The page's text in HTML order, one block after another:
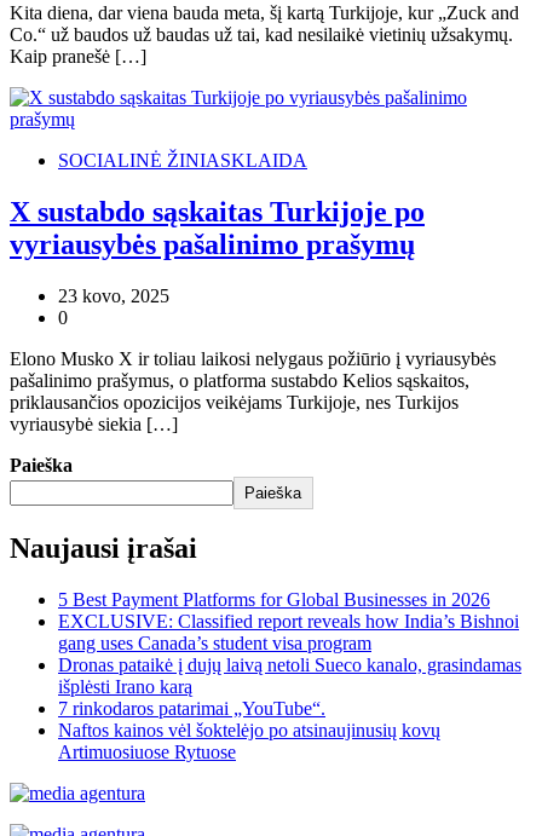
Kita diena, dar viena bauda meta, šį kartą Turkijoje, kur „Zuck and
Co.“ už baudos už baudas už tai, kad nesilaikė vietinių užsakymų.
Kaip pranešė […]
SOCIALINĖ ŽINIASKLAIDA
X sustabdo sąskaitas Turkijoje po
vyriausybės pašalinimo prašymų
23 kovo, 2025
0
Elono Musko X ir toliau laikosi nelygaus požiūrio į vyriausybės
pašalinimo prašymus, o platforma sustabdo Kelios sąskaitos,
priklausančios opozicijos veikėjams Turkijoje, nes Turkijos
vyriausybė siekia […]
Paieška
Paieška
Naujausi įrašai
5 Best Payment Platforms for Global Businesses in 2026
EXCLUSIVE: Classified report reveals how India’s Bishnoi
gang uses Canada’s student visa program
Dronas pataikė į dujų laivą netoli Sueco kanalo, grasindamas
išplėsti Irano karą
7 rinkodaros patarimai „YouTube“.
Naftos kainos vėl šoktelėjo po atsinaujinusių kovų
Artimuosiuose Rytuose